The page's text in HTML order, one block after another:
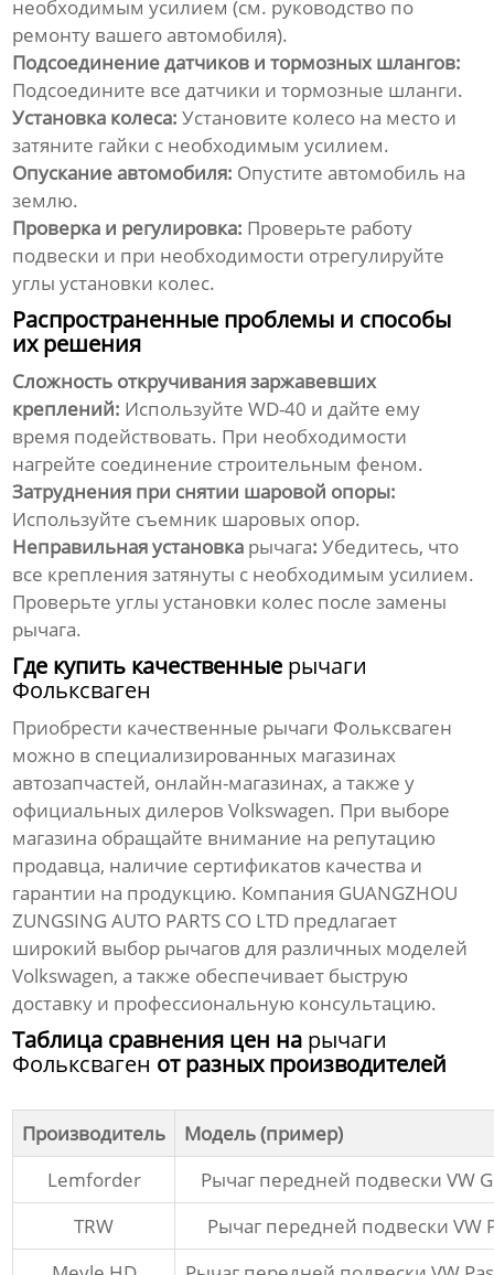
необходимым усилием (см. руководство по
ремонту вашего автомобиля).
Подсоединение датчиков и тормозных шлангов:
Подсоедините все датчики и тормозные шланги.
Установка колеса: Установите колесо на место и
затяните гайки с необходимым усилием.
Опускание автомобиля: Опустите автомобиль на
землю.
Проверка и регулировка: Проверьте работу
подвески и при необходимости отрегулируйте
углы установки колес.
Распространенные проблемы и способы
их решения
Сложность откручивания заржавевших
креплений: Используйте WD-40 и дайте ему
время подействовать. При необходимости
нагрейте соединение строительным феном.
Затруднения при снятии шаровой опоры:
Используйте съемник шаровых опор.
Неправильная установка рычага: Убедитесь, что
все крепления затянуты с необходимым усилием.
Проверьте углы установки колес после замены
рычага.
Где купить качественные рычаги
Фольксваген
Приобрести качественные рычаги Фольксваген
можно в специализированных магазинах
автозапчастей, онлайн-магазинах, а также у
официальных дилеров Volkswagen. При выборе
магазина обращайте внимание на репутацию
продавца, наличие сертификатов качества и
гарантии на продукцию. Компания GUANGZHOU
ZUNGSING AUTO PARTS CO LTD предлагает
широкий выбор рычагов для различных моделей
Volkswagen, а также обеспечивает быструю
доставку и профессиональную консультацию.
Таблица сравнения цен на рычаги
Фольксваген от разных производителей
Производитель
Модель (пример)
Lemforder
Рычаг передней подвески VW
TRW
Рычаг передней подвески VW